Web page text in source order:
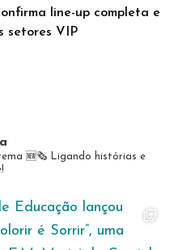
line-up completa e
setores VIP
🆕️🗞 Ligando histórias e